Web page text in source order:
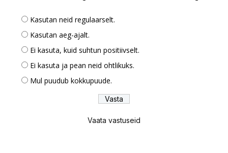
Kasutan neid regulaarselt.
Kasutan aeg-ajalt.
Ei kasuta, kuid suhtun positiivselt.
Ei kasuta ja pean neid ohtlikuks.
Mul puudub kokkupuude.
Vaata vastuseid